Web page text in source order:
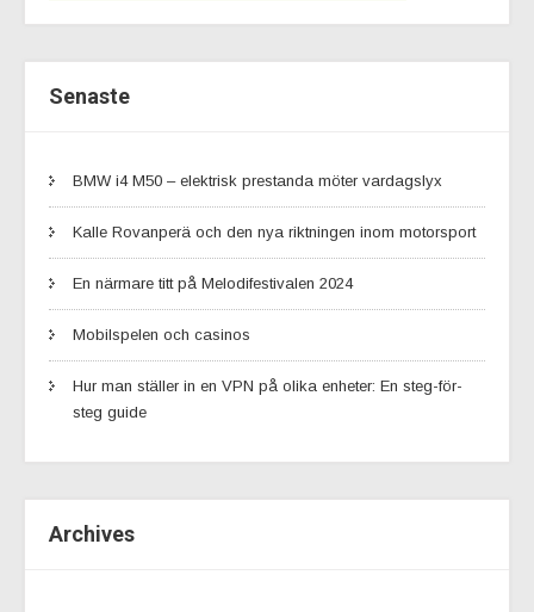
Senaste
BMW i4 M50 – elektrisk prestanda möter vardagslyx
Kalle Rovanperä och den nya riktningen inom motorsport
En närmare titt på Melodifestivalen 2024
Mobilspelen och casinos
Hur man ställer in en VPN på olika enheter: En steg-för-
steg guide
Archives